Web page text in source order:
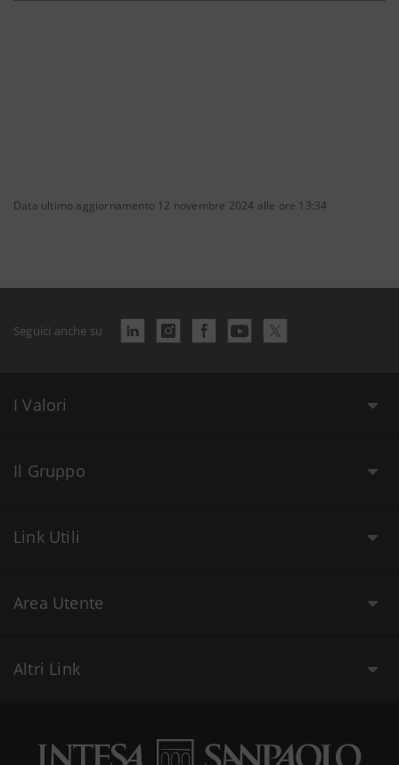
Data ultimo aggiornamento 12 novembre 2024 alle ore 13:34
Seguici anche su
I Valori
Il Gruppo
Link Utili
Area Utente
Altri Link